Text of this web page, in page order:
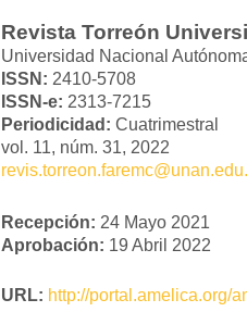
Revista Torreón
Universidad Nacional
ISSN: 2410-5708
ISSN-e: 2313-7215
Periodicidad: Cuatrimestral
vol. 11, núm. 31, 2022
Recepción: 24 Mayo 2021
Aprobación: 19 Abril 2022
URL: http://portal.amelica.org/